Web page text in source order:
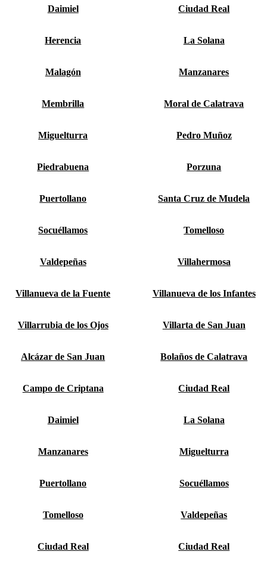
Daimiel Ciudad Real
Herencia La Solana
Malagón Manzanares
Membrilla Moral de Calatrava
Miguelturra Pedro Muñoz
Piedrabuena Porzuna
Puertollano Santa Cruz de Mudela
Socuéllamos Tomelloso
Valdepeñas Villahermosa
Villanueva de la Fuente Villanueva de los Infantes
Villarrubia de los Ojos Villarta de San Juan
Alcázar de San Juan Bolaños de Calatrava
Campo de Criptana Ciudad Real
Daimiel La Solana
Manzanares Miguelturra
Puertollano Socuéllamos
Tomelloso Valdepeñas
Ciudad Real
Ciudad Real